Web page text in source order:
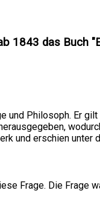
1843 das Buch
und Philosoph. Er
und erschien
Frage. Die Frage